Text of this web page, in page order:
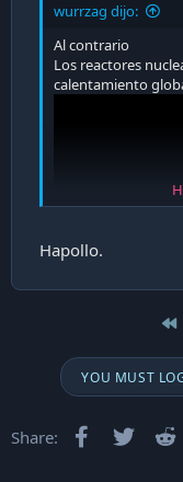
wurrzag dijo:
Al contrario
Los reactores
calentamiento
Hapollo.
YOU MUST
Share: Facebook
Twitter